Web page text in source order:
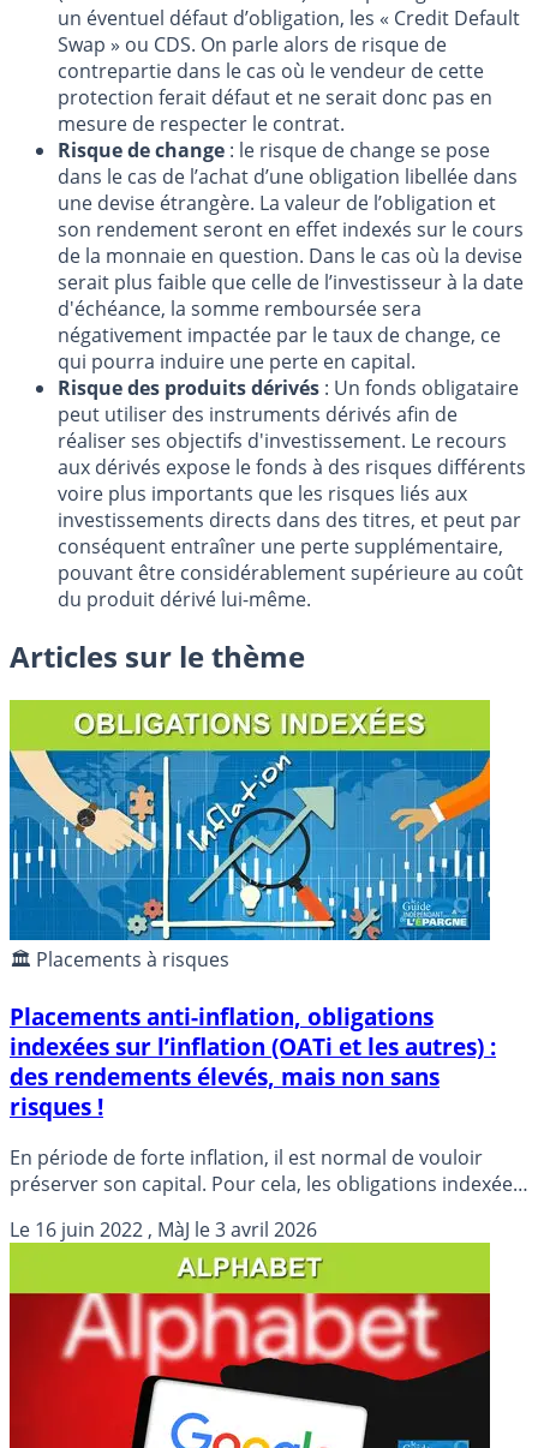
un éventuel défaut d’obligation, les « Credit Default
Swap » ou CDS. On parle alors de risque de
contrepartie dans le cas où le vendeur de cette
protection ferait défaut et ne serait donc pas en
mesure de respecter le contrat.
Risque de change : le risque de change se pose
dans le cas de l’achat d’une obligation libellée dans
une devise étrangère. La valeur de l’obligation et
son rendement seront en effet indexés sur le cours
de la monnaie en question. Dans le cas où la devise
serait plus faible que celle de l’investisseur à la date
d'échéance, la somme remboursée sera
négativement impactée par le taux de change, ce
qui pourra induire une perte en capital.
Risque des produits dérivés : Un fonds obligataire
peut utiliser des instruments dérivés afin de
réaliser ses objectifs d'investissement. Le recours
aux dérivés expose le fonds à des risques différents
voire plus importants que les risques liés aux
investissements directs dans des titres, et peut par
conséquent entraîner une perte supplémentaire,
pouvant être considérablement supérieure au coût
du produit dérivé lui-même.
Articles sur le thème
🏛️ Placements à risques
Placements anti-inflation, obligations
indexées sur l’inflation (OATi et les autres) :
des rendements élevés, mais non sans
risques !
En période de forte inflation, il est normal de vouloir
préserver son capital. Pour cela, les obligations indexées
offrent une protection efficace... L’Etat français émet
notamment des obligations indexées sur l’inflation
(OATi€).
Le 16 juin 2022 , MàJ le3 avril 2026